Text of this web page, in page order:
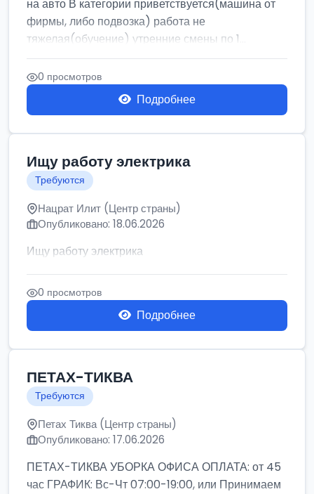
на авто В категории приветствуется(машина от
фирмы, либо подвозка) работа не
тяжелая(обучение) утренние смены по 1...
0 просмотров
Подробнее
Ищу работу электрика
Требуются
Нацрат Илит (Центр страны)
Опубликовано: 18.06.2026
Ищу работу электрика
0 просмотров
Подробнее
ПЕТАХ-ТИКВА
Требуются
Петах Тиква (Центр страны)
Опубликовано: 17.06.2026
ПЕТАХ-ТИКВА УБОРКА ОФИСА ОПЛАТА: от 45
час ГРАФИК: Вс-Чт 07:00-19:00, или Принимаем